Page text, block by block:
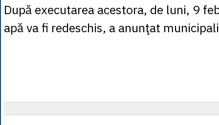
După executarea acestora, de luni, 9
apă va fi redeschis, a anunţat